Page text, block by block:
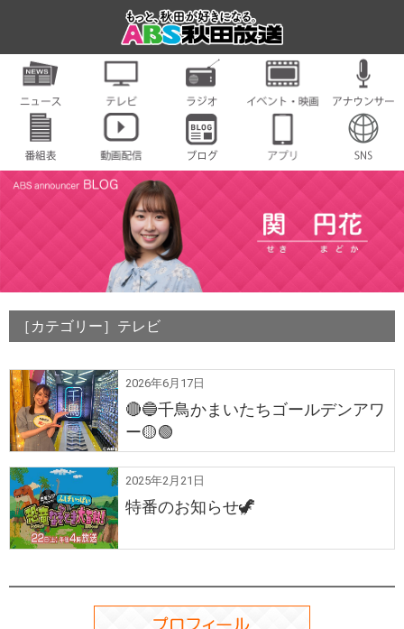
［カテゴリー］テレビ
2026年6月17日
🔴🔵千鳥かまいたちゴールデンアワ
ー🟡🟢
2025年2月21日
特番のお知らせ🦖